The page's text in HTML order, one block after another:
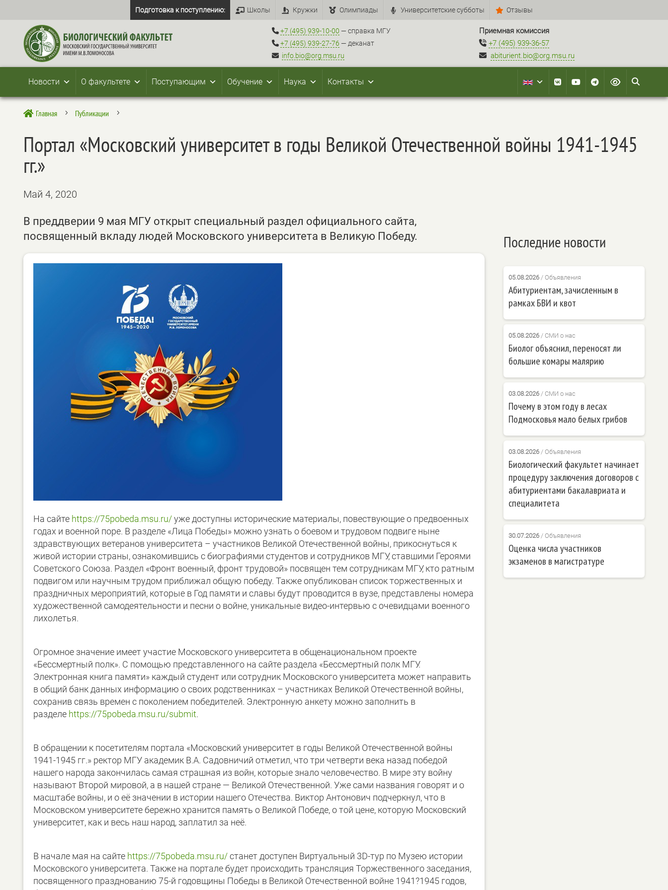
Подготовка к поступлению: Школы Кружки Олимпиады Университетские субботы Отзывы
+7 (495) 939-10-00 — справка МГУ
+7 (495) 939-27-76 — деканат
info.bio@org.msu.ru
Приемная комиссия
+7 (495) 939-36-57
abiturient.bio@org.msu.ru
Новости О факультете Поступающим Обучение Наука Контакты
 Главная 5 Публикации 5
Портал «Московский университет в годы Великой Отечественной войны 1941-1945
гг.»
Май 4, 2020
В преддверии 9 мая МГУ открыт специальный раздел официального сайта,
посвященный вкладу людей Московского университета в Великую Победу.
На сайте https://75pobeda.msu.ru/уже доступны исторические материалы, повествующие о предвоенных
годах и военной поре. В разделе «Лица Победы» можно узнать о боевом и трудовом подвиге ныне
здравствующих ветеранов университета – участников Великой Отечественной войны, прикоснуться к
живой истории страны, ознакомившись с биографиями студентов и сотрудников МГУ, ставшими Героями
Советского Союза. Раздел «Фронт военный, фронт трудовой» посвящен тем сотрудникам МГУ, кто ратным
подвигом или научным трудом приближал общую победу. Также опубликован список торжественных и
праздничных мероприятий, которые в Год памяти и славы будут проводится в вузе, представлены номера
художественной самодеятельности и песни о войне, уникальные видео-интервью с очевидцами военного
лихолетья.
Огромное значение имеет участие Московского университета в общенациональном проекте
«Бессмертный полк». С помощью представленного на сайте раздела «Бессмертный полк МГУ.
Электронная книга памяти» каждый студент или сотрудник Московского университета может направить
в общий банк данных информацию о своих родственниках – участниках Великой Отечественной войны,
сохранив связь времен с поколением победителей. Электронную анкету можно заполнить в
разделе https://75pobeda.msu.ru/submit.
В обращении к посетителям портала «Московский университет в годы Великой Отечественной войны
1941-1945 гг.» ректор МГУ академик В.А. Садовничий отметил, что три четверти века назад победой
нашего народа закончилась самая страшная из войн, которые знало человечество. В мире эту войну
называют Второй мировой, а в нашей стране — Великой Отечественной. Уже сами названия говорят и о
масштабе войны, и о её значении в истории нашего Отечества. Виктор Антонович подчеркнул, что в
Московском университете бережно хранится память о Великой Победе, о той цене, которую Московский
университет, как и весь наш народ, заплатил за неё.
В начале мая на сайте https://75pobeda.msu.ru/станет доступен Виртуальный 3D-тур по Музею истории
Московского университета. Также на портале будет происходить трансляция Торжественного заседания,
посвященного празднованию 75-й годовщины Победы в Великой Отечественной войне 1941?1945 годов,
Последние новости
05.08.2026/ Объявления
Абитуриентам, зачисленным в
рамках БВИ и квот
05.08.2026/ СМИ о нас
Биолог объяснил, переносят ли
большие комары малярию
03.08.2026/ СМИ о нас
Почему в этом году в лесах
Подмосковья мало белых грибов
03.08.2026/ Объявления
Биологический факультет начинает
процедуру заключения договоров с
абитуриентами бакалавриата и
специалитета
30.07.2026/ Объявления
Оценка числа участников
экзаменов в магистратуре